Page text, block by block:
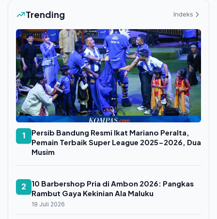
Trending Indeks
1
Persib Bandung Resmi Ikat Mariano Peralta,
Pemain Terbaik Super League 2025-2026, Dua
Musim
2
10 Barbershop Pria di Ambon 2026: Pangkas
Rambut Gaya Kekinian Ala Maluku
19 Juli 2026